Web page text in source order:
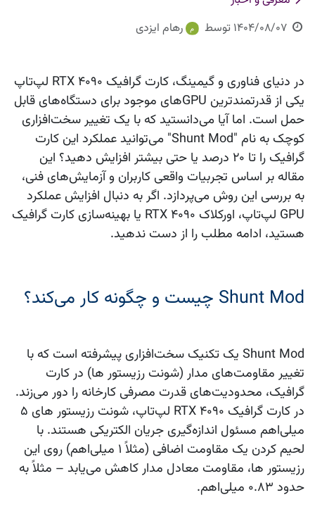
1404/08/07 توسط رهام ایزدی
در دنیای فناوری و گیمینگ، کارت گرافیک RTX ۴۰۹۰ لپ‌تاپ
یکی از قدرتمندترین GPUهای موجود برای دستگاه‌های قابل
حمل است. اما آیا می‌دانستید که با یک تغییر سخت‌افزاری
کوچک به نام "Shunt Mod" می‌توانید عملکرد این کارت
گرافیک را تا ۲۰ درصد یا حتی بیشتر افزایش دهید؟ این
مقاله بر اساس تجربیات واقعی کاربران و آزمایش‌های فنی،
به بررسی این روش می‌پردازد. اگر به دنبال افزایش عملکرد
GPU لپ‌تاپ، اورکلاک RTX ۴۰۹۰ یا بهینه‌سازی کارت گرافیک
هستید، ادامه مطلب را از دست ندهید.
Shunt Mod چیست و چگونه کار می‌کند؟
Shunt Mod یک تکنیک سخت‌افزاری پیشرفته است که با
تغییر مقاومت‌های مدار (شونت رزیستور ها) در کارت
گرافیک، محدودیت‌های قدرت مصرفی کارخانه را دور می‌زند.
در کارت گرافیک RTX ۴۰۹۰ لپ‌تاپ، شونت رزیستور های ۵
میلی‌اهم مسئول اندازه‌گیری جریان الکتریکی هستند. با
لحیم کردن یک مقاومت اضافی (مثلاً ۱ میلی‌اهم) روی این
رزیستور ها، مقاومت معادل مدار کاهش می‌یابد – مثلاً به
حدود ۰.۸۳ میلی‌اهم.